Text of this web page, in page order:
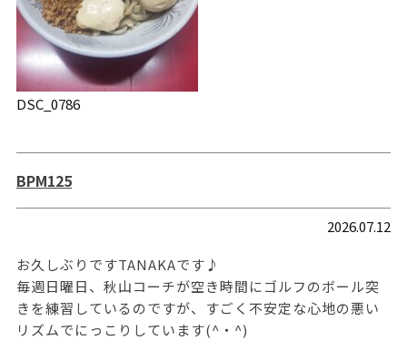
DSC_0786
BPM125
2026.07.12
お久しぶりですTANAKAです♪
毎週日曜日、秋山コーチが空き時間にゴルフのボール突
きを練習しているのですが、すごく不安定な心地の悪い
リズムでにっこりしています(^・^)